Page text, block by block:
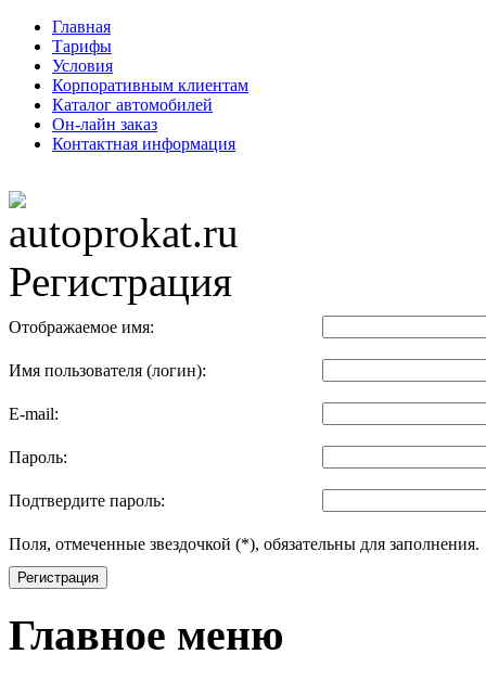
Главная
Тарифы
Условия
Корпоративным клиентам
Каталог автомобилей
Он-лайн заказ
Контактная информация
Регистрация
Отображаемое имя:
Имя пользователя (логин):
E-mail:
Пароль:
Подтвердите пароль:
Поля, отмеченные звездочкой (*), обязательны для заполнения.
Регистрация
Главное меню